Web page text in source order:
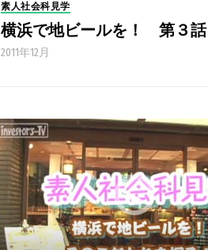
素人社会科見学
横浜で地ビールを！ 第３話
2011年12月